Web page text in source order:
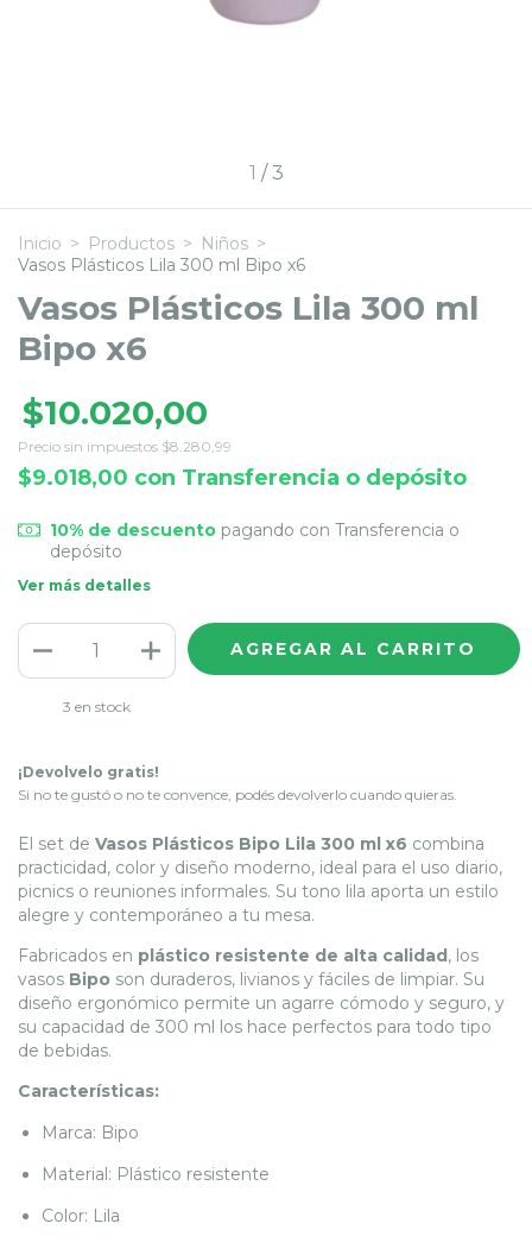
1 /3
Inicio > Productos > Niños >
Vasos Plásticos Lila 300 ml Bipo x6
Vasos Plásticos Lila 300 ml
Bipo x6
$10.020,00
Precio sin impuestos $8.280,99
$9.018,00 con Transferencia o depósito
10% de descuentopagando con Transferencia o
depósito
Ver más detalles
3 en stock
¡Devolvelo gratis!
Si no te gustó o no te convence, podés devolverlo cuando quieras.
El set de Vasos Plásticos Bipo Lila 300 ml x6 combina
practicidad, color y diseño moderno, ideal para el uso diario,
picnics o reuniones informales. Su tono lila aporta un estilo
alegre y contemporáneo a tu mesa.
Fabricados en plástico resistente de alta calidad, los
vasos Bipo son duraderos, livianos y fáciles de limpiar. Su
diseño ergonómico permite un agarre cómodo y seguro, y
su capacidad de 300 ml los hace perfectos para todo tipo
de bebidas.
Características:
Marca: Bipo
Material: Plástico resistente
Color: Lila